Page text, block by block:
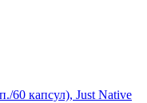
60 капсул), Just Native